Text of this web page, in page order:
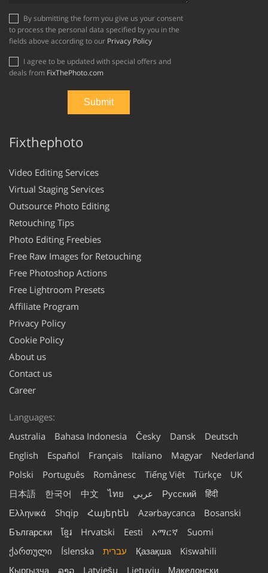
to process the personal data specified by you in the
fields above according to our Privacy Policy
deals from FixThePhoto.com
Fixthephoto
Video Editing Services
Virtual Staging Services
Outsource Photo Editing
Retouching Tips
Photo Editing Freebies
Free Raw Images for Retouching
Free Photoshop Actions
Free Lightroom Presets
Affiliate Program
Privacy Policy
Cookie Policy
About us
Contact us
Career
Languages:
Australia
Bahasa Indonesia Česky Dansk
Deutsch
English
Español Français Italiano Magyar
Nederland
Polski
Português Românesc Tiếng Việt Türkçe
UK
日本語
한국어 中文 ไทย عربي Русский
हिंदी
Ελληνικά
Shqip Հայերեն Azərbaycanca
Bosanski
Български
ខ្មែរ Hrvatski Eesti አማርኛ
Suomi
ქართული
Íslenska עברית Қазақша
Kiswahili
Кыргызча
ລາວ Latviešu Lietuvių Македонски